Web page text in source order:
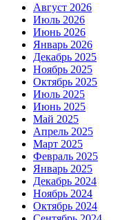
Август 2026
Июль 2026
Июнь 2026
Январь 2026
Декабрь 2025
Ноябрь 2025
Октябрь 2025
Июль 2025
Июнь 2025
Май 2025
Апрель 2025
Март 2025
Февраль 2025
Январь 2025
Декабрь 2024
Ноябрь 2024
Октябрь 2024